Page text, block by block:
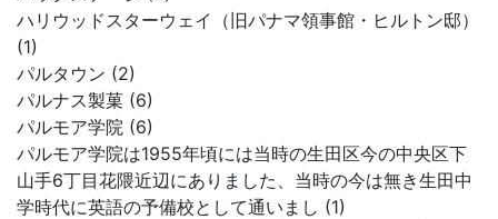
ハリウッドスターウェイ（旧パナマ領事館・ヒルトン邸）
(1)
パルタウン (2)
パルナス製菓 (6)
パルモア学院 (6)
パルモア学院は1955年頃には当時の生田区今の中央区下
山手6丁目花隈近辺にありました、当時の今は無き生田中
学時代に英語の予備校として通いまし (1)